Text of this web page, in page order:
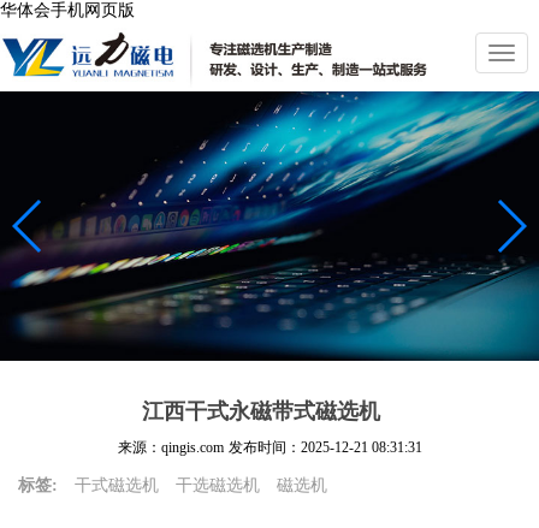
华体会手机网页版
切
换
导
航
江西干式永磁带式磁选机
来源：qingis.com 发布时间： 2025-12-21 08:31:31
标签: 干式磁选机 干选磁选机 磁选机